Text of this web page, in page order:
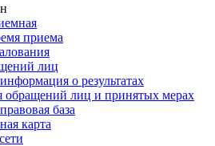
приема
лиц
о результатах
обращений лиц и принятых мерах
база
карта